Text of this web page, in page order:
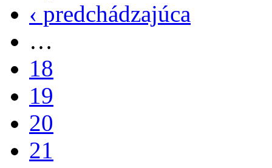
‹ predchádzajúca
…
18
19
20
21